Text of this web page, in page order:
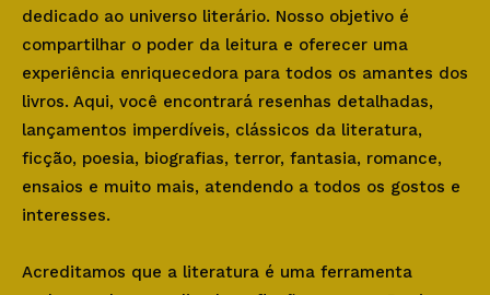
dedicado ao universo literário. Nosso objetivo é
compartilhar o poder da leitura e oferecer uma
experiência enriquecedora para todos os amantes dos
livros. Aqui, você encontrará resenhas detalhadas,
lançamentos imperdíveis, clássicos da literatura,
ficção, poesia, biografias, terror, fantasia, romance,
ensaios e muito mais, atendendo a todos os gostos e
interesses.
Acreditamos que a literatura é uma ferramenta